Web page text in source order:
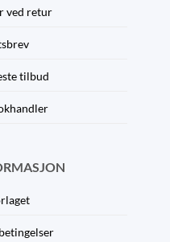
ved retur
tilbud